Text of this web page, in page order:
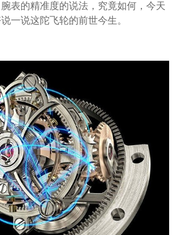
表的精准度的说法，究竟如何，今天
一说这陀飞轮的前世今生。